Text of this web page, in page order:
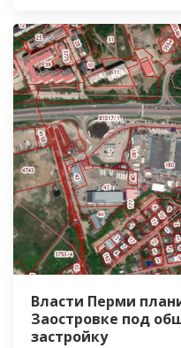
Власти Перми
Заостровке под
застройку